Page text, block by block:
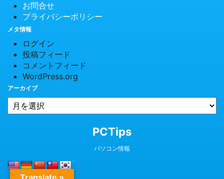
お問合せ
プライバシーポリシー
メタ情報
ログイン
投稿フィード
コメントフィード
WordPress.org
アーカイブ
PCTips
パソコン情報
Translate »
© 2026 PCTips